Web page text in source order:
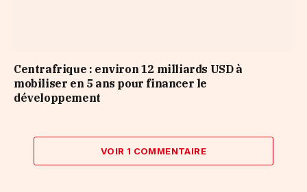
Centrafrique : environ 12 milliards USD à
mobiliser en 5 ans pour financer le
développement
VOIR 1 COMMENTAIRE